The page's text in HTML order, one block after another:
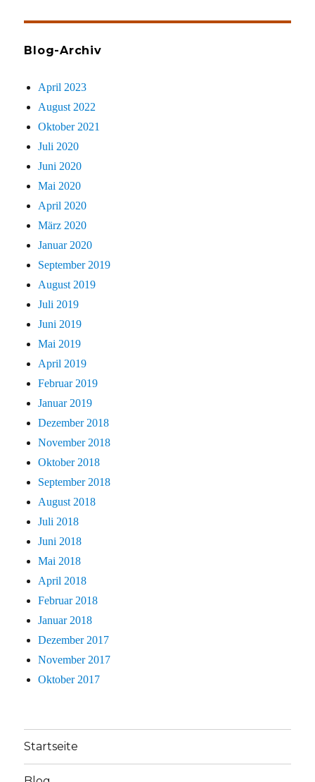
Blog-Archiv
April 2023
August 2022
Oktober 2021
Juli 2020
Juni 2020
Mai 2020
April 2020
März 2020
Januar 2020
September 2019
August 2019
Juli 2019
Juni 2019
Mai 2019
April 2019
Februar 2019
Januar 2019
Dezember 2018
November 2018
Oktober 2018
September 2018
August 2018
Juli 2018
Juni 2018
Mai 2018
April 2018
Februar 2018
Januar 2018
Dezember 2017
November 2017
Oktober 2017
Startseite